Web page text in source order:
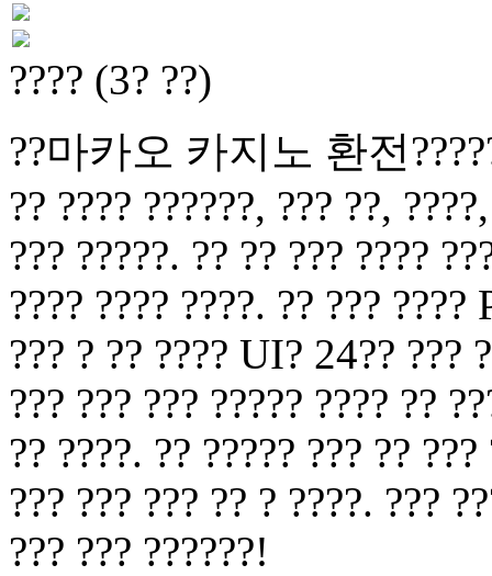
???? (3? ??)
??마카오 카지노 환전
?? ???? ??????, ??? ??,
??? ?????. ?? ?? ??? ????
???? ???? ????. ?? ??? ????
??? ? ?? ???? UI? 24?? ???
??? ??? ??? ????? ???? ??
?? ????. ?? ????? ??? ??
??? ??? ??? ?? ? ????. ???
??? ??? ??????!